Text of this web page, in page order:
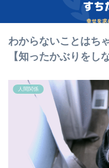
わからないことはち
【知ったかぶりをし
人間関係